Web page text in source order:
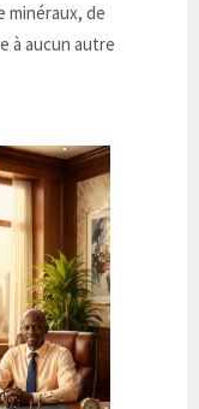
minéraux, de
à aucun autre